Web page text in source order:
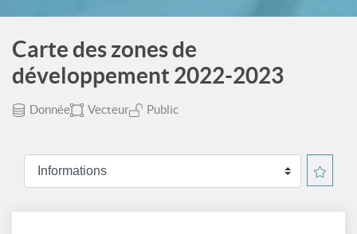
Carte des zones de
développement 2022-2023
Donnée Vecteur Public